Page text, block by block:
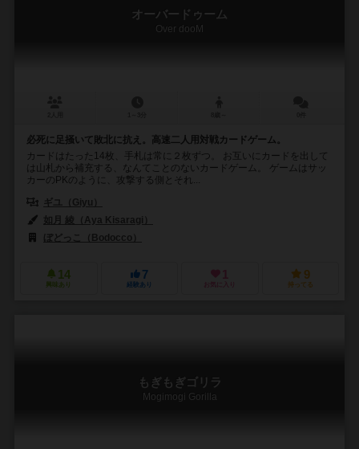
オーバードゥーム
Over dooM
必死に足掻いて敗北に抗え。高速二人用対戦カードゲーム。
カードはたった14枚、手札は常に２枚ずつ。 お互いにカードを出して
は山札から補充する、なんてことのないカードゲーム。 ゲームはサッ
カーのPKのように、攻撃する側とそれ...
ギユ（Giyu）
如月 綾（Aya Kisaragi）
ぼどっこ（Bodocco）
14
興味あり
7
経験あり
1
お気に入り
9
持ってる
もぎもぎゴリラ
Mogimogi Gorilla